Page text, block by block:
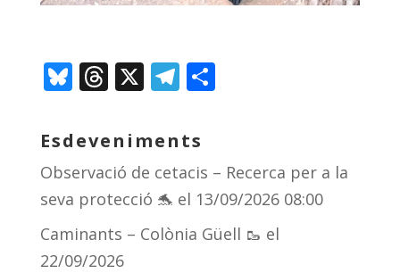
Bl
e
sk
y
T
re
a
d
s
X T
e
gr
a
m
C
p
ar
te
ix
Esdeveniments
Observació de cetacis – Recerca per a la
seva protecció 🐬 el 13/09/2026 08:00
Caminants – Colònia Güell 🥾 el
22/09/2026